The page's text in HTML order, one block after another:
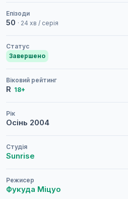
Епізоди
50 · 24 хв / серія
Статус
Завершено
Віковий рейтинг
R 18+
Рік
Осінь 2004
Студія
Sunrise
Режисер
Фукуда Міцуо